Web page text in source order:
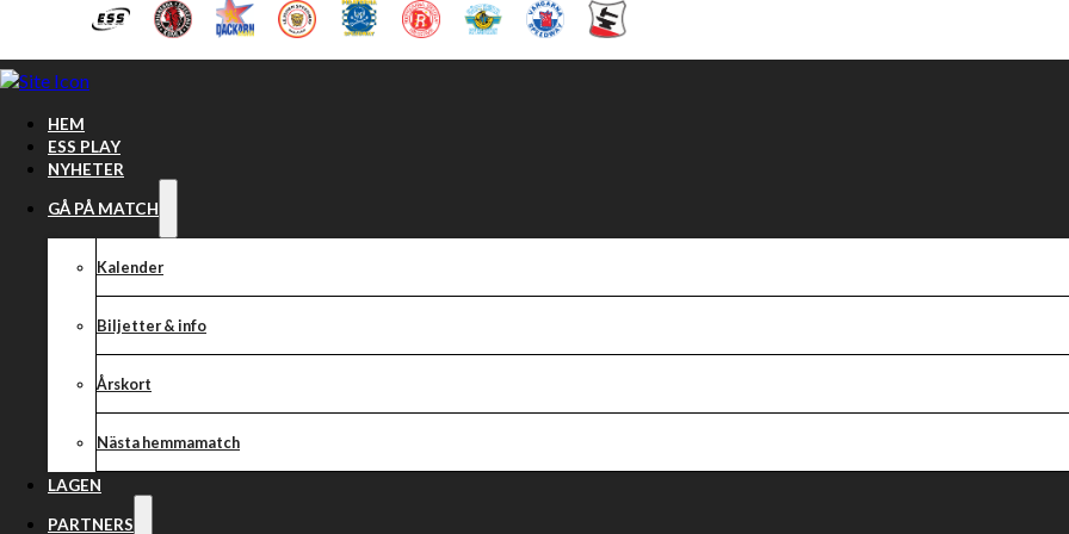
Hoppa till huvudinnehåll Hoppa till sidfot
HEM
ESS PLAY
NYHETER
GÅ PÅ MATCH
Kalender
Biljetter & info
Årskort
Nästa hemmamatch
LAGEN
PARTNERS